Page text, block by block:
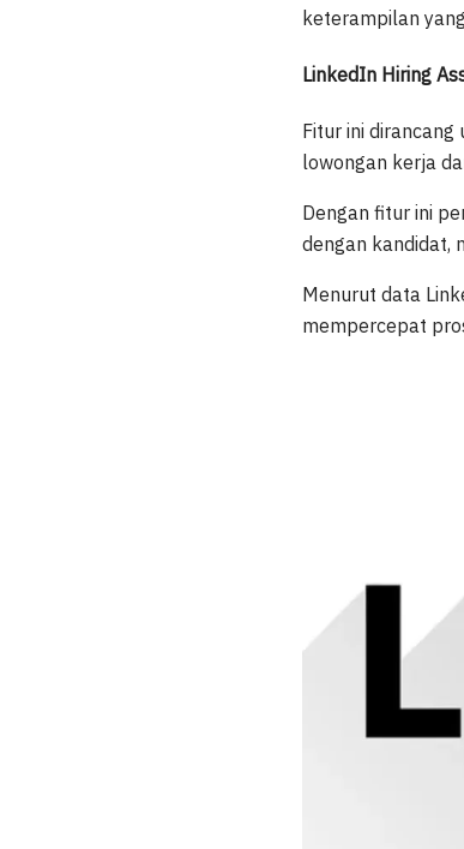
keterampilan
LinkedIn Hiring
Fitur ini
lowongan kerja
Dengan fitur ini
dengan kandidat,
Menurut data
mempercepat